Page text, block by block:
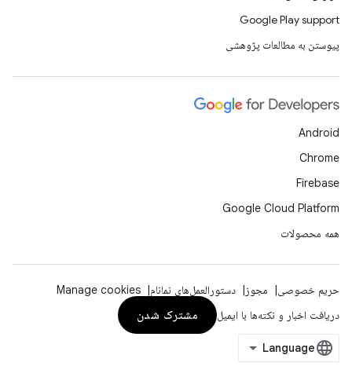
Google Play support
پیوستن به مطالعات پژوهشی
Android
Chrome
Firebase
Google Cloud Platform
همه محصولات
حریم خصوصی مجوز دستورالعمل‌های نمانام
Manage cookies
دریافت اخبار و نکته‌ها با ایمیل
مشترک شدن